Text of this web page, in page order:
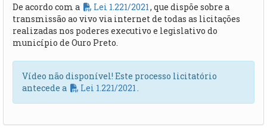
De acordo com a Lei 1.221/2021 , que dispõe sobre a
transmissão ao vivo via internet de todas as licitações
realizadas nos poderes executivo e legislativo do
município de Ouro Preto.
Vídeo não disponível! Este processo licitatório
antecede a
Lei 1.221/2021